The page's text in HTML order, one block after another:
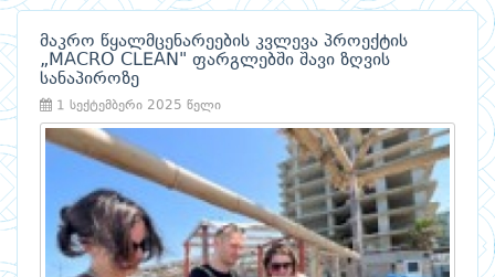
მაკრო წყალმცენარეების კვლევა პროექტის
„MACRO CLEAN" ფარგლებში შავი ზღვის
სანაპიროზე
1 სექტემბერი 2025 წელი